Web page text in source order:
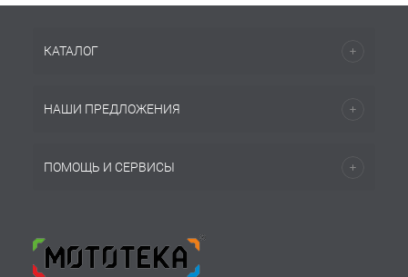
КАТАЛОГ
НАШИ ПРЕДЛОЖЕНИЯ
ПОМОЩЬ И СЕРВИСЫ